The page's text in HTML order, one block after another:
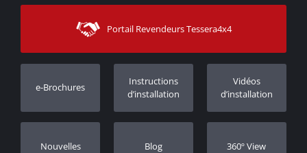
Sitemap
Moyens d’expédition
Contacter
Assistance aux clients
Suivi des commandes
Concessionnaires
Portail Revendeurs Tessera4x4
e-Brochures
Instructions
d’installation
Vidéos
d’installation
Nouvelles Blog 360º View